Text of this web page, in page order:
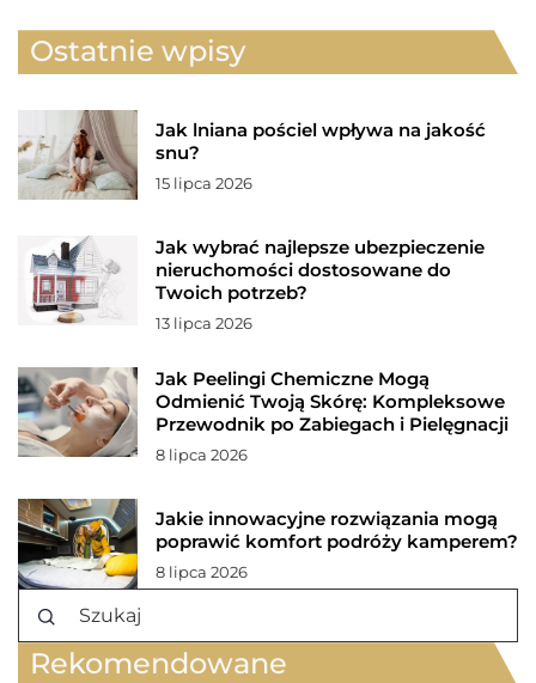
Ostatnie wpisy
Jak lniana pościel wpływa na jakość
snu?
15 lipca 2026
Jak wybrać najlepsze ubezpieczenie
nieruchomości dostosowane do
Twoich potrzeb?
13 lipca 2026
Jak Peelingi Chemiczne Mogą
Odmienić Twoją Skórę: Kompleksowe
Przewodnik po Zabiegach i Pielęgnacji
8 lipca 2026
Jakie innowacyjne rozwiązania mogą
poprawić komfort podróży kamperem?
8 lipca 2026
Rekomendowane